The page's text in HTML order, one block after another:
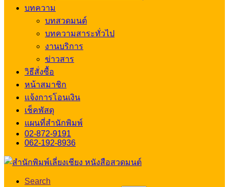
บทความ
บทสวดมนต์
บทความสาระทั่วไป
งานบริการ
ข่าวสาร
วิธีสั่งซื้อ
หน้าสมาชิก
แจ้งการโอนเงิน
เช็คพัสดุ
แผนที่สำนักพิมพ์
02-872-9191
062-192-8936
Search